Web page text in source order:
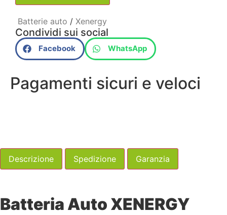
Batterie auto / Xenergy
Condividi sui social
Facebook WhatsApp
Pagamenti sicuri e veloci
Descrizione Spedizione Garanzia
Batteria Auto XENERGY